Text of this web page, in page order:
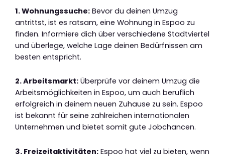
1. Wohnungssuche: Bevor du deinen Umzug
antrittst, ist es ratsam, eine Wohnung in Espoo zu
finden. Informiere dich über verschiedene Stadtviertel
und überlege, welche Lage deinen Bedürfnissen am
besten entspricht.
2. Arbeitsmarkt: Überprüfe vor deinem Umzug die
Arbeitsmöglichkeiten in Espoo, um auch beruflich
erfolgreich in deinem neuen Zuhause zu sein. Espoo
ist bekannt für seine zahlreichen internationalen
Unternehmen und bietet somit gute Jobchancen.
3. Freizeitaktivitäten: Espoo hat viel zu bieten, wenn